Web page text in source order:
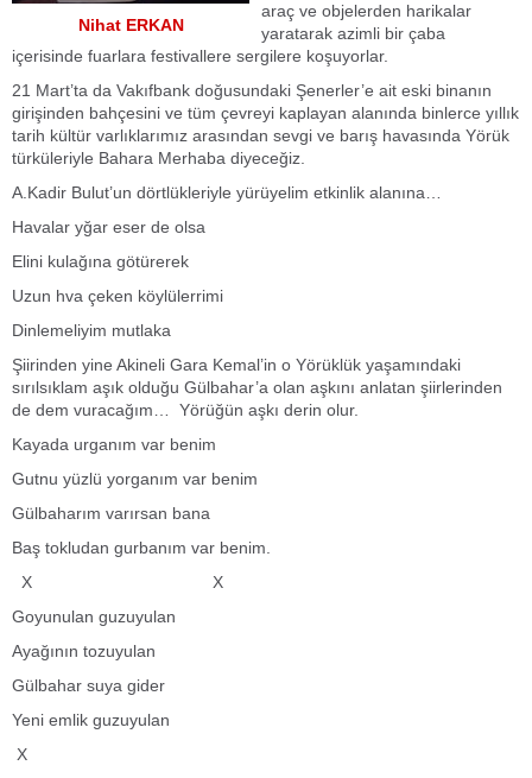
Nihat ERKAN
araç ve objelerden harikalar
yaratarak azimli bir çaba
içerisinde fuarlara festivallere sergilere koşuyorlar.
21 Mart’ta da Vakıfbank doğusundaki Şenerler’e ait eski binanın
girişinden bahçesini ve tüm çevreyi kaplayan alanında binlerce yıllık
tarih kültür varlıklarımız arasından sevgi ve barış havasında Yörük
türküleriyle Bahara Merhaba diyeceğiz.
A.Kadir Bulut’un dörtlükleriyle yürüyelim etkinlik alanına…
Havalar yğar eser de olsa
Elini kulağına götürerek
Uzun hva çeken köylülerrimi
Dinlemeliyim mutlaka
Şiirinden yine Akineli Gara Kemal’in o Yörüklük yaşamındaki
sırılsıklam aşık olduğu Gülbahar’a olan aşkını anlatan şiirlerinden
de dem vuracağım… Yörüğün aşkı derin olur.
Kayada urganım var benim
Gutnu yüzlü yorganım var benim
Gülbaharım varırsan bana
Baş tokludan gurbanım var benim.
X X
Goyunulan guzuyulan
Ayağının tozuyulan
Gülbahar suya gider
Yeni emlik guzuyulan
X